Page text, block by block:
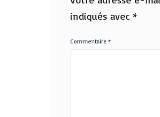
indiqués avec *
Commentaire *